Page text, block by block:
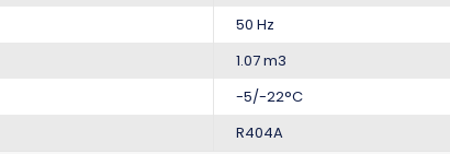
50 Hz
1.07 m3
-5/-22°C
R404A